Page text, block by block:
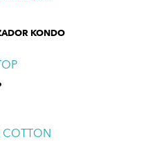
KONDO